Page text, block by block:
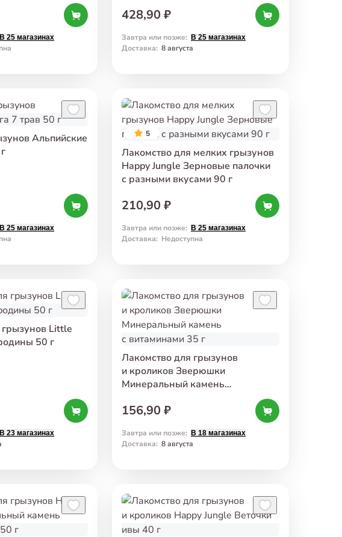
В 25 магазинах
428,90 ₽
Завтра или позже: В 25 магазинах
Доставка: 8 августа
Альпийские
В 25 магазинах
5
Лакомство для мелких грызунов
Happy Jungle Зерновые палочки
с разными вкусами 90 г
210,90 ₽
Завтра или позже: В 25 магазинах
Доставка: Недоступна
Little
50 г
В 23 магазинах
Лакомство для грызунов
и кроликов Зверюшки
Минеральный камень
156,90 ₽
Завтра или позже: В 18 магазинах
Доставка: 8 августа